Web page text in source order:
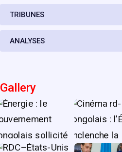
TRIBUNES
ANALYSES
Gallery